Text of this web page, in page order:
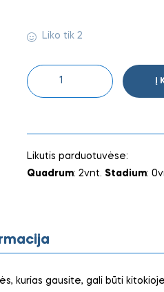
Liko tik 2
Į
Likutis parduotuvėse:
Quadrum: 2vnt. Stadium:
kurias gausite, gali būti